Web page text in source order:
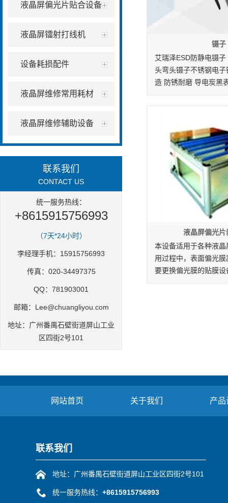
液晶屏偏光片贴合设备
液晶屏镭射打线机
设备耗损配件
液晶屏维修常用耗材
液晶屏维修辅助设备
联系我们
CONTACT US
统一服务热线：
+8615915756993
（7天*24小时）
李经理手机：15915756993
传真：020-34497375
QQ：781903001
邮箱：Lee@chuangliyou.com
地址：广州番禺石壁街道屏山工业
区四街2号101
镊子
艾瑞泽ESD防静电镊
头弯头镊子不锈钢电
造 防锈耐磨 导电炭黑
液晶屏偏光片
本设备适用于各种液
用过程中，表面偏光
要更换偏光膜的贴膜
就是把液晶屏膜外面…
网站首页 关于我们 产品
联系我们
地址：广州番禺石壁街道屏山工业区四街2号101
统一服务热线： +8615915756993